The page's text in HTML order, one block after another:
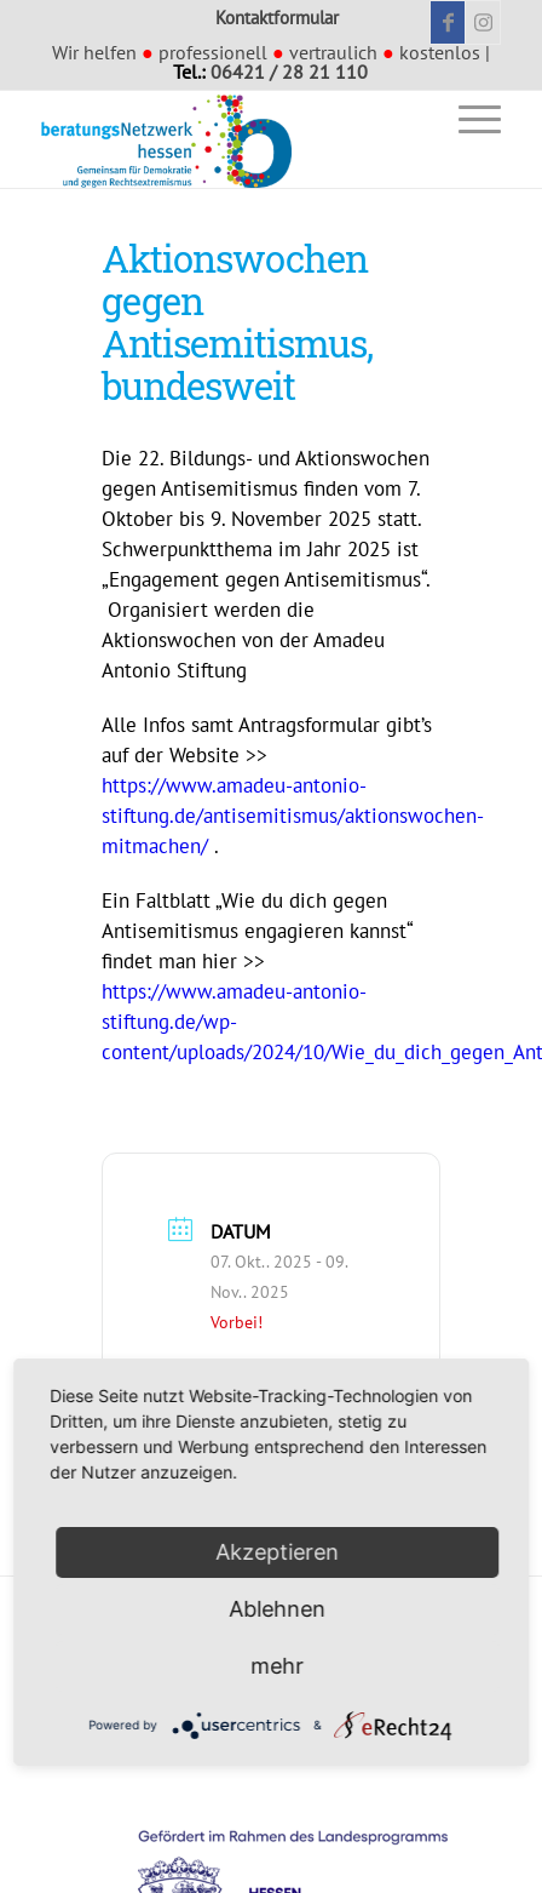
Kontaktformular
Wir helfen ● professionell ● vertraulich ● kostenlos |
Tel.:06421 / 28 21 110
Aktionswochen
gegen
Antisemitismus,
bundesweit
Die 22. Bildungs- und Aktionswochen
gegen Antisemitismus finden vom 7.
Oktober bis 9. November 2025 statt.
Schwerpunktthema im Jahr 2025 ist
„Engagement gegen Antisemitismus“.
Organisiert werden die
Aktionswochen von der Amadeu
Antonio Stiftung
Alle Infos samt Antragsformular gibt’s
auf der Website >>
https://www.amadeu-antonio-
stiftung.de/antisemitismus/aktionswochen-
mitmachen/.
Ein Faltblatt „Wie du dich gegen
Antisemitismus engagieren kannst“
findet man hier >>
https://www.amadeu-antonio-
stiftung.de/wp-
content/uploads/2024/10/
DATUM
07. Okt.. 2025 - 09.
Nov.. 2025
Vorbei!
UHRZEIT
9:00 - 18:00
Diese Seite nutzt Website-Tracking-Technologien von
Dritten, um ihre Dienste anzubieten, stetig zu
verbessern und Werbung entsprechend den Interessen
der Nutzer anzuzeigen.
Akzeptieren
Ablehnen
mehr
Powered by &